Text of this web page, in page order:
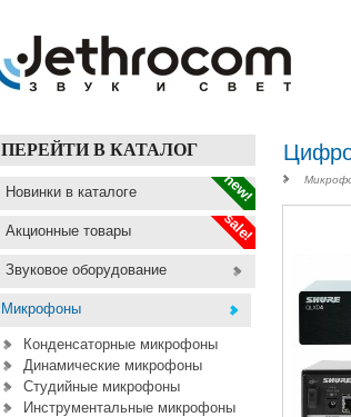
ПЕРЕЙТИ В КАТАЛОГ
new!
Новинки в каталоге
sale!
Акционные товары
Звуковое оборудование
Микрофоны
Конденсаторные микрофоны
Динамические микрофоны
Студийные микрофоны
Инструментальные микрофоны